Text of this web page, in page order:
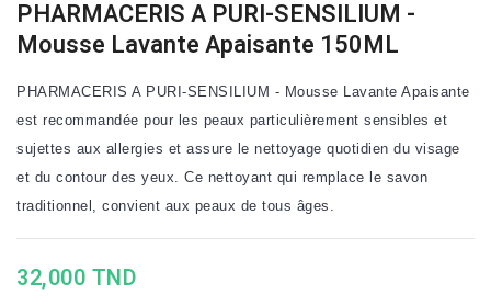
PHARMACERIS A PURI-SENSILIUM -
Mousse Lavante Apaisante 150ML
PHARMACERIS A PURI-SENSILIUM - Mousse Lavante Apaisante
est recommandée pour les peaux particulièrement sensibles et
sujettes aux allergies et assure le nettoyage quotidien du visage
et du contour des yeux. Ce nettoyant qui remplace le savon
traditionnel, convient aux peaux de tous âges.
32,000 TND